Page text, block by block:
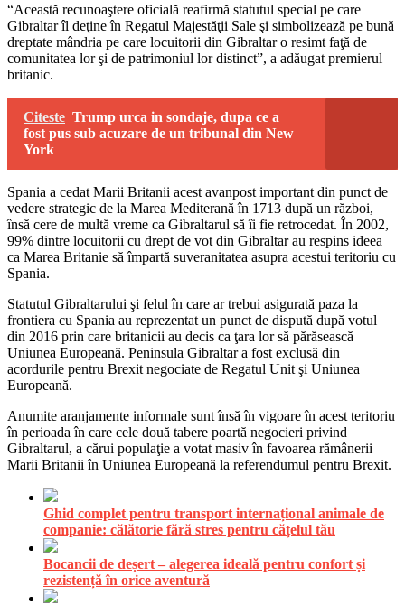
“Această recunoaştere oficială reafirmă statutul special pe care
Gibraltar îl deţine în Regatul Majestăţii Sale şi simbolizează pe bună
dreptate mândria pe care locuitorii din Gibraltar o resimt faţă de
comunitatea lor şi de patrimoniul lor distinct”, a adăugat premierul
britanic.
Citeste Trump urca in sondaje, dupa ce a
fost pus sub acuzare de un tribunal din New
York
Spania a cedat Marii Britanii acest avanpost important din punct de
vedere strategic de la Marea Mediterană în 1713 după un război,
însă cere de multă vreme ca Gibraltarul să îi fie retrocedat. În 2002,
99% dintre locuitorii cu drept de vot din Gibraltar au respins ideea
ca Marea Britanie să împartă suveranitatea asupra acestui teritoriu cu
Spania.
Statutul Gibraltarului şi felul în care ar trebui asigurată paza la
frontiera cu Spania au reprezentat un punct de dispută după votul
din 2016 prin care britanicii au decis ca ţara lor să părăsească
Uniunea Europeană. Peninsula Gibraltar a fost exclusă din
acordurile pentru Brexit negociate de Regatul Unit şi Uniunea
Europeană.
Anumite aranjamente informale sunt însă în vigoare în acest teritoriu
în perioada în care cele două tabere poartă negocieri privind
Gibraltarul, a cărui populaţie a votat masiv în favoarea rămânerii
Marii Britanii în Uniunea Europeană la referendumul pentru Brexit.
Ghid complet pentru transport internațional animale de
companie: călătorie fără stres pentru cățelul tău
Bocancii de deșert – alegerea ideală pentru confort și
rezistență în orice aventură